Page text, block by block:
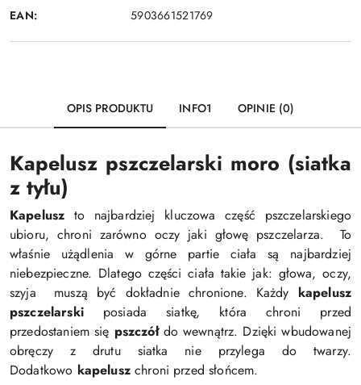
EAN: 5903661521769
OPIS PRODUKTU INFO1 OPINIE (0)
Kapelusz pszczelarski moro (siatka
z tyłu)
Kapelusz to najbardziej kluczowa część pszczelarskiego
ubioru, chroni zarówno oczy jaki głowę pszczelarza. To
właśnie użądlenia w górne partie ciała są najbardziej
niebezpieczne. Dlatego części ciała takie jak: głowa, oczy,
szyja muszą być dokładnie chronione. Każdy kapelusz
pszczelarskiposiada siatkę, która chroni przed
przedostaniem się pszczółdo wewnątrz. Dzięki wbudowanej
obręczy z drutu siatka nie przylega do twarzy.
Dodatkowo kapeluszchroni przed słońcem.